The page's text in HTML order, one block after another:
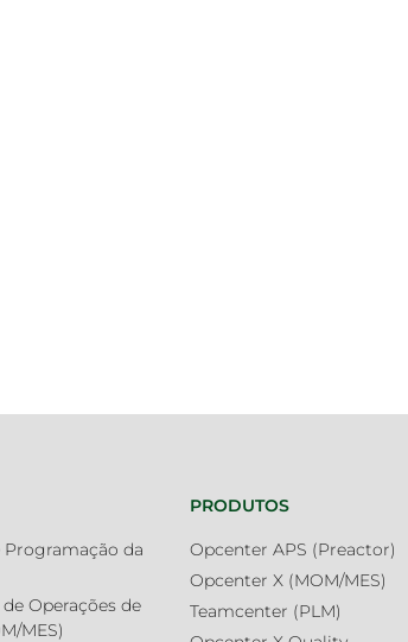
da
Operações de
MES)
PRODUTOS
Opcenter APS (Preactor)
Opcenter X (MOM/MES)
Teamcenter (PLM)